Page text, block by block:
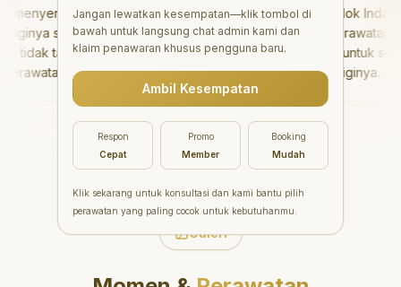
sangat baik
takut sama
tidak
setelahnya.
pergi ke dokter
"Aesthetic Pondok Indah
menawarkan perawatan gigi
yang luar biasa untuk semua
orang. Dokter giginya
profesional, ramah, dan
meluangkan waktu untuk
mengedukasi pasien tentang
kesehatan gigi dan mulut
yang baik. Klinik ini terletak di
daerah yang strategis,
sehingga nyaman untuk
dikunjungi. Sangat
direkomendasikan untuk
Galeri
Jangan lewatkan kesempatan—klik tombol di
bawah untuk langsung chat admin kami dan
klaim penawaran khusus pengguna baru.
Ambil Kesempatan
Respon
Cepat
Promo
Member
Booking
Mudah
Klik sekarang untuk konsultasi dan kami bantu pilih
perawatan yang paling cocok untuk kebutuhanmu.